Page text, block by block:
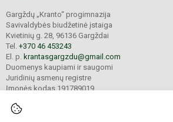
Gargždų „Kranto“ progimnazija
Savivaldybės biudžetinė įstaiga
Kvietinių g. 28, 96136 Gargždai
Tel. +370 46 453243
El. p. krantasgargzdu@gmail.com
Duomenys kaupiami ir saugomi
Juridinių asmenų registre
Įmonės kodas 191789019